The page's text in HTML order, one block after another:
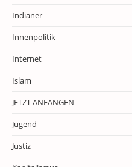
Indianer
Innenpolitik
Internet
Islam
JETZT ANFANGEN
Jugend
Justiz